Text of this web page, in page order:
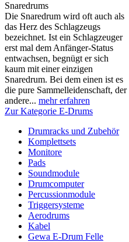
Snaredrums
Die Snaredrum wird oft auch als
das Herz des Schlagzeugs
bezeichnet. Ist ein Schlagzeuger
erst mal dem Anfänger-Status
entwachsen, begnügt er sich
kaum mit einer einzigen
Snaredrum. Bei dem einen ist es
die pure Sammelleidenschaft, der
andere... mehr erfahren
Zur Kategorie E-Drums
Drumracks und Zubehör
Komplettsets
Monitore
Pads
Soundmodule
Drumcomputer
Percussionmodule
Triggersysteme
Aerodrums
Kabel
Gewa E-Drum Felle